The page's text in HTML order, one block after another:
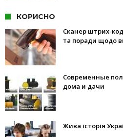
КОРИСНО
Сканер штрих-
та поради щодо
Современные
дома и дачи
Жива історія